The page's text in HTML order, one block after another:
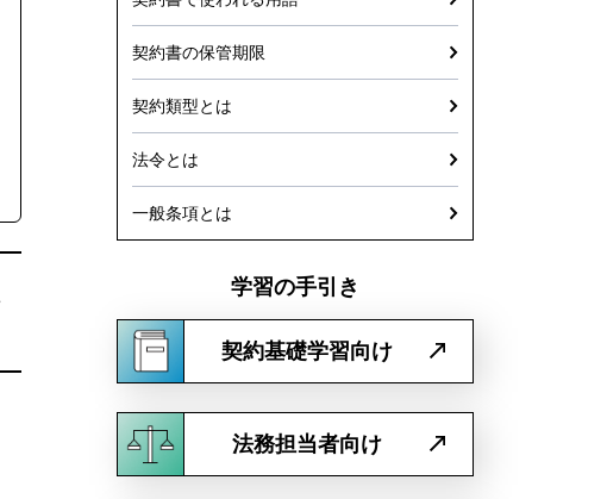
契約書の保管期限
契約類型とは
法令とは
一般条項とは
学習の手引き
契約基礎学習向け
法務担当者向け